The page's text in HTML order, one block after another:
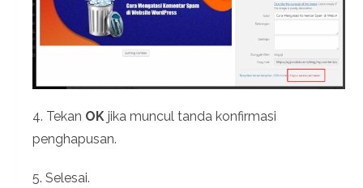
4. Tekan OK jika muncul tanda konfirmasi
penghapusan.
5. Selesai.